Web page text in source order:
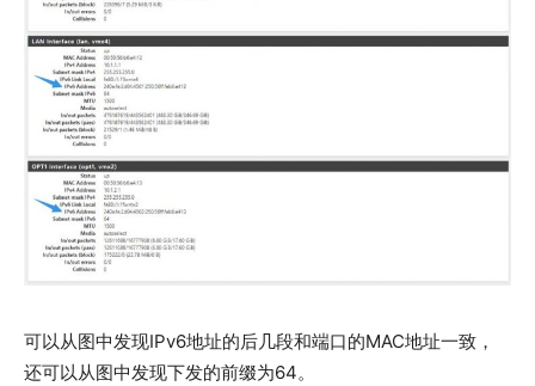
可以从图中发现IPv6地址的后几段和端口的MAC地址一致，
还可以从图中发现下发的前缀为64。